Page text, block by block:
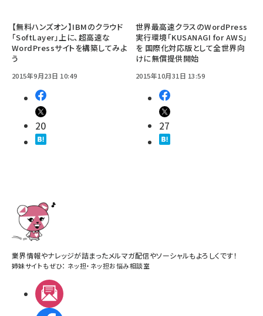
【無料ハンズオン】IBMのクラウド
「SoftLayer」上に、超高速な
WordPressサイトを構築してみよ
う
2015年9月23日 10:49
20
世界最高速クラスのWordPress
実行環境「KUSANAGI for AWS」
を 国際化対応版として全世界向
けに無償提供開始
2015年10月31日 13:59
27
業界情報やナレッジが詰まったメルマガ配信やソーシャルもよろしくです！
姉妹サイトもぜひ： ネッ担・ ネッ担お悩み相談室